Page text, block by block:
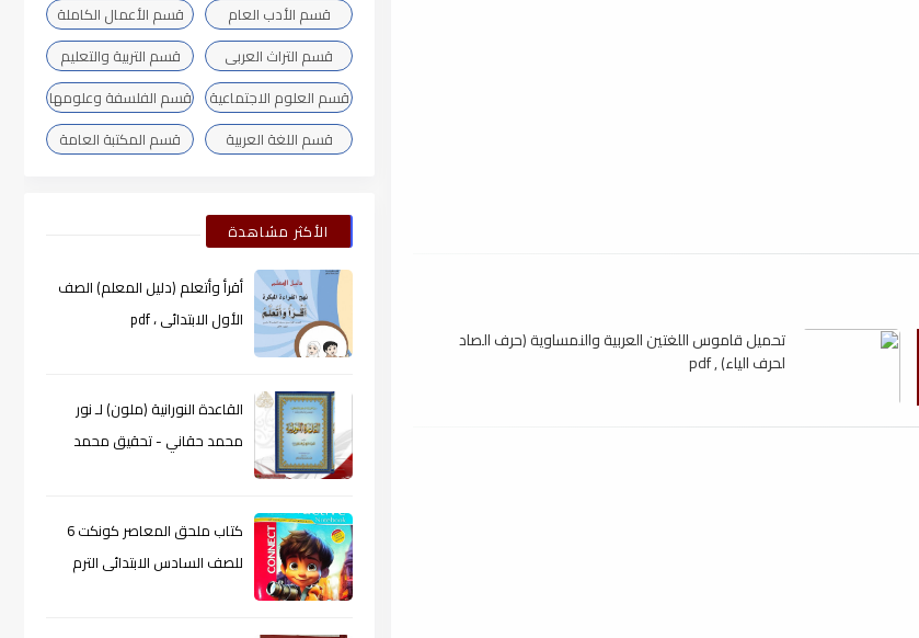
تحميل قاموس اللغتين العربية والنمساوية (حرف الصاد
لحرف الياء) , pdf
قسم الأدب العام
قسم الأعمال الكاملة
قسم التراث العربى
قسم التربية والتعليم
قسم العلوم الاجتماعية
قسم الفلسفة وعلومها
قسم اللغة العربية
قسم المكتبة العامة
الأكثر مشاهدة
أقرأ وأتعلم (دليل المعلم) الصف
الأول الابتدائى ، pdf
القاعدة النورانية (ملون) لـ نور
محمد حقاني - تحقيق محمد
كتاب ملحق المعاصر كونكت 6
للصف السادس الابتدائى الترم